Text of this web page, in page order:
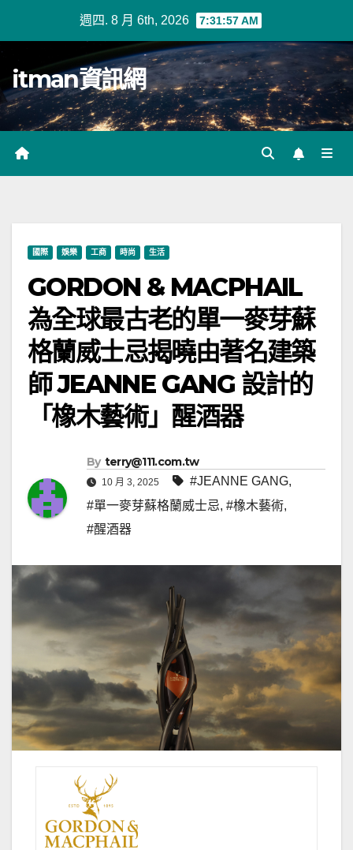
週四. 8 月 6th, 2026 7:31:58 AM
itman資訊網
國際 娛樂 工商 時尚 生活
GORDON & MACPHAIL
為全球最古老的單一麥芽蘇
格蘭威士忌揭曉由著名建築
師 JEANNE GANG 設計的
「橡木藝術」醒酒器
By terry@111.com.tw
10 月 3, 2025 #JEANNE GANG,
#單一麥芽蘇格蘭威士忌, #橡木藝術,
#醒酒器